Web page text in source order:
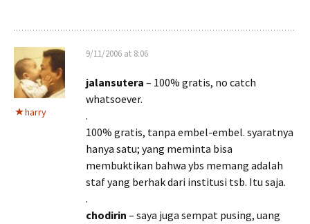
harry
9/11/2006 at 8:06
jalansutera – 100% gratis, no catch
whatsoever.
.
100% gratis, tanpa embel-embel. syaratnya
hanya satu; yang meminta bisa
membuktikan bahwa ybs memang adalah
staf yang berhak dari institusi tsb. Itu saja.
.
chodirin – saya juga sempat pusing, uang